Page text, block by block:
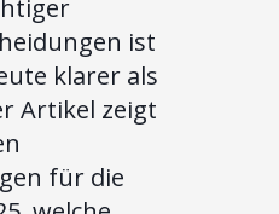
ist
klarer als
Artikel zeigt
für die